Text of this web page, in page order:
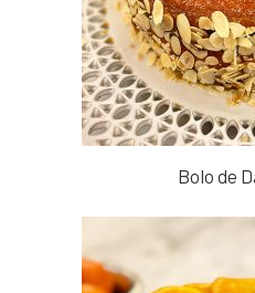
Bolo de